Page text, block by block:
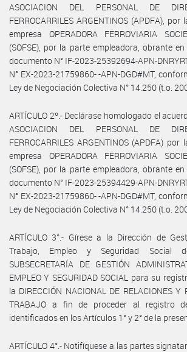
ASOCIACION DEL PERSONAL DE
FERROCARRILES ARGENTINOS (APDFA),
empresa OPERADORA FERROVIARIA
(SOFSE), por la parte empleadora, obrante
documento N° IF-2023-25392694-APN-
N° EX-2023-21759860- -APN-DGD#MT,
Ley de Negociación Colectiva N° 14.250 (t.o.
ARTÍCULO 2º.- Declárase homologado el
ASOCIACION DEL PERSONAL DE
FERROCARRILES ARGENTINOS (APDFA)
empresa OPERADORA FERROVIARIA
(SOFSE), por la parte empleadora, obrante
documento N° IF-2023-25394429-APN-
N° EX-2023-21759860- -APN-DGD#MT,
Ley de Negociación Colectiva N° 14.250 (t.o.
ARTÍCULO 3°.- Gírese a la Dirección de
Trabajo, Empleo y Seguridad Social
SUBSECRETARÍA DE GESTIÓN
EMPLEO Y SEGURIDAD SOCIAL para su
la DIRECCIÓN NACIONAL DE RELACIONES Y
TRABAJO a fin de proceder al registro
identificados en los Artículos 1° y 2° de la
ARTÍCULO 4°.- Notifíquese a las partes